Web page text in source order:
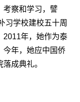
考察和学习，譬
习学校建校五十周
2011年，她作为泰
今年，她应中国侨
成典礼。